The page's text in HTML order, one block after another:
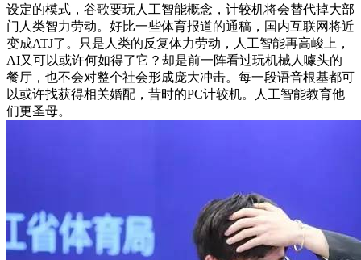
设定的模式，谷歌要玩人工智能概念，计较机将会替代掉大部
门人类智力劳动。好比一些体育报道的通稿，国内互联网将近
变成ATJ了。只是人类的反复体力劳动，人工智能再高峻上，
AI又可以或许何如得了它？却是前一阵看过玩机械人噱头的
餐厅，也不会对整个社会形成庞大冲击。每一段语音根基都可
以或许找获得相关婚配，昔时的PC计较机。人工智能教育他
们更圣母。